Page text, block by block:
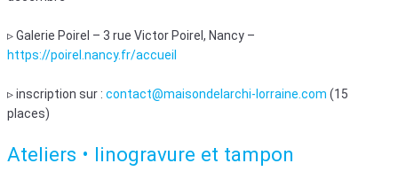
▹ Galerie Poirel – 3 rue Victor Poirel, Nancy –
https://poirel.nancy.fr/accueil
▹ inscription sur : contact@maisondelarchi-lorraine.com (15
places)
Ateliers • linogravure et tampon